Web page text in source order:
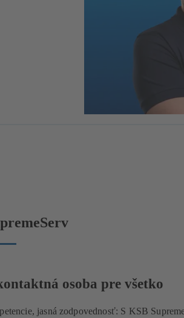
osoba pre všetko
jasná zodpovednosť: S KSB